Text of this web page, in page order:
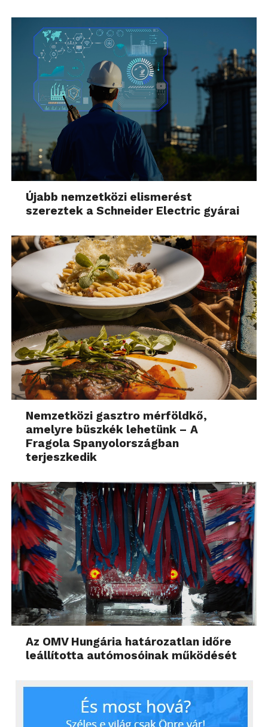
Újabb nemzetközi elismerést
szereztek a Schneider Electric gyárai
Nemzetközi gasztro mérföldkő,
amelyre büszkék lehetünk – A
Fragola Spanyolországban
terjeszkedik
Az OMV Hungária határozatlan időre
leállította autómosóinak működését